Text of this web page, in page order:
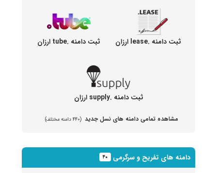
ثبت دامنه .lease ارزان ثبت دامنه .tube ارزان
ثبت دامنه .supply ارزان
مشاهده تمامی دامنه های نسل جدید (۴۴۰ دامنه مختلف)
دامنه های تفریح و سرگرمی ۴۰